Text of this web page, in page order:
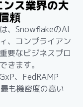
ス業界の大
頼
、SnowflakeのAI
、コンプライアン
要なビジネスプロ
きます。
、FedRAMP
も機密度の高い